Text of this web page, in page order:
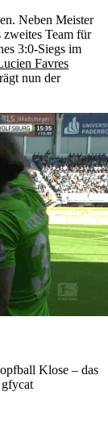
Neben Meister
Team für
3:0-Siegs im
Favres
nun der
Klose – das